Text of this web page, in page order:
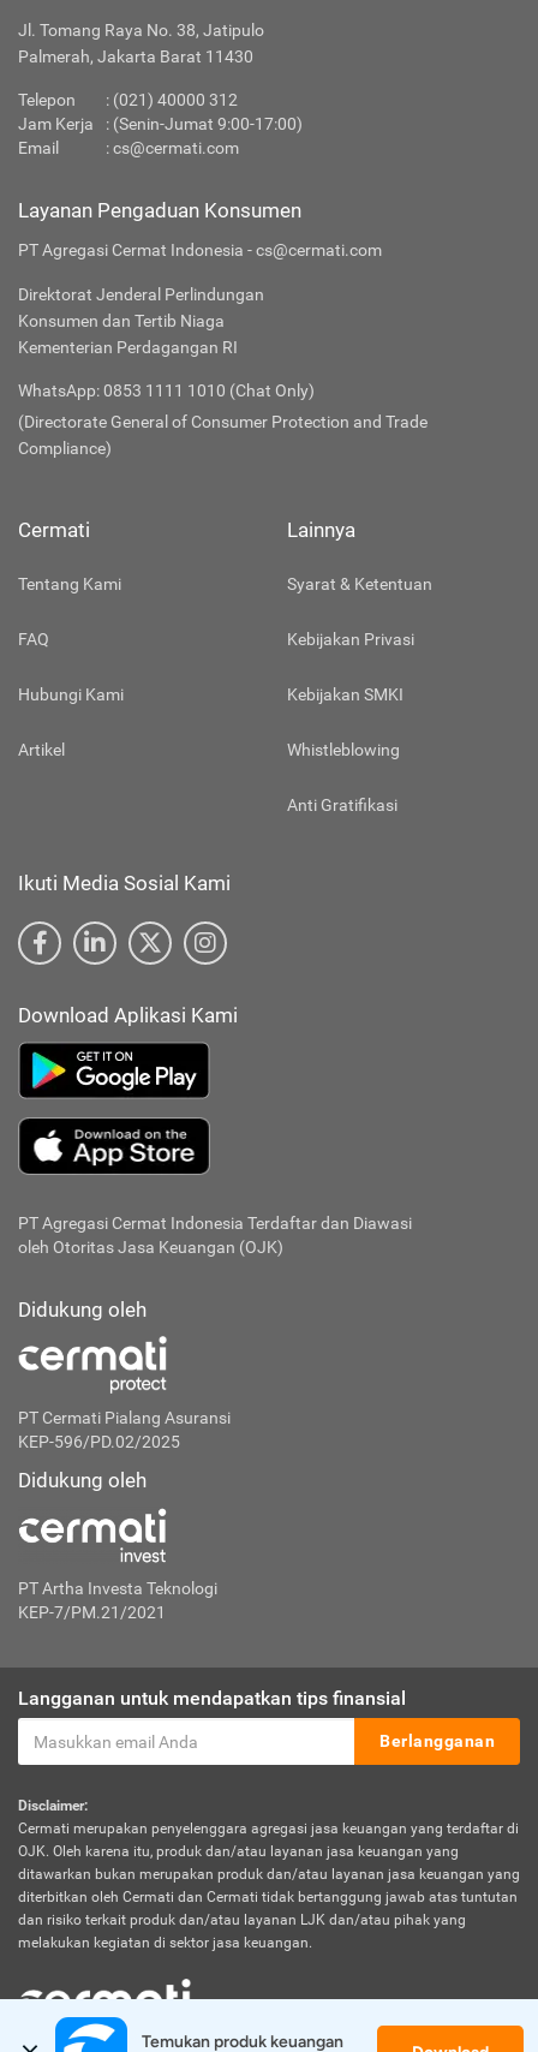
Jl. Tomang Raya No. 38, Jatipulo
Palmerah, Jakarta Barat 11430
Telepon : (021) 40000 312
Jam Kerja
: (Senin-Jumat 9:00-17:00)
Email
:cs@cermati.com
Layanan Pengaduan Konsumen
PT Agregasi Cermat Indonesia - cs@cermati.com
Direktorat Jenderal Perlindungan
Konsumen dan Tertib Niaga
Kementerian Perdagangan RI
WhatsApp: 0853 1111 1010 (Chat Only)
(Directorate General of Consumer Protection and Trade
Compliance)
Cermati
Tentang Kami
FAQ
Hubungi Kami
Artikel
Lainnya
Syarat & Ketentuan
Kebijakan Privasi
Kebijakan SMKI
Whistleblowing
Anti Gratifikasi
Ikuti Media Sosial Kami
Download Aplikasi Kami
PT Agregasi Cermat Indonesia Terdaftar dan Diawasi
oleh Otoritas Jasa Keuangan (OJK)
Didukung oleh
PT Cermati Pialang Asuransi
KEP-596/PD.02/2025
Didukung oleh
PT Artha Investa Teknologi
KEP-7/PM.21/2021
Langganan untuk mendapatkan tips finansial
Berlangganan
Disclaimer:
Cermati merupakan penyelenggara agregasi jasa keuangan yang terdaftar di
OJK. Oleh karena itu, produk dan/atau layanan jasa keuangan yang
ditawarkan bukan merupakan produk dan/atau layanan jasa keuangan yang
diterbitkan oleh Cermati dan Cermati tidak bertanggung jawab atas tuntutan
dan risiko terkait produk dan/atau layanan LJK dan/atau pihak yang
melakukan kegiatan di sektor jasa keuangan.
Temukan produk keuangan